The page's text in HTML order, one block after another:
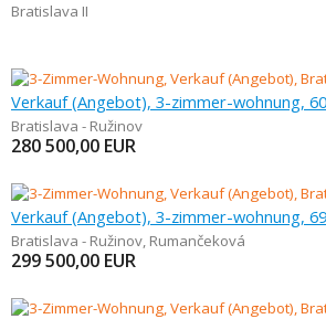
Bratislava II
Verkauf (Angebot), 3-zimmer-wohnung,
Bratislava - Ružinov
280 500,00 EUR
Verkauf (Angebot), 3-zimmer-wohnung,
Bratislava - Ružinov, Rumančeková
299 500,00 EUR